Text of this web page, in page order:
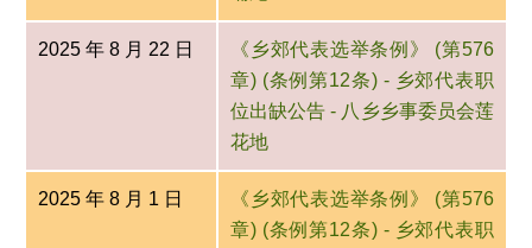
2025 年 8 月 22 日
《乡郊代表选举条例》 (第576
章) (条例第12条) - 乡郊代表职
位出缺公告 - 八乡乡事委员会莲
花地
2025 年 8 月 1 日
《乡郊代表选举条例》 (第576
章) (条例第12条) - 乡郊代表职